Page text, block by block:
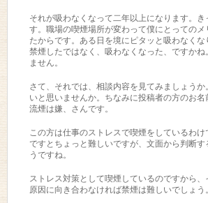
それが吸わなくなって二年以上になります。
す。職場の喫煙場所が変わって僕にとっての
たからです。ある日を境にピタッと吸わなく
禁煙したではなく、吸わなくなった、ですかね
ません。
さて、それでは、相談内容を見てみましょう
いと思いませんか。ちなみに投稿者の方のお名
流煙は嫌、さんです。
この方は仕事のストレスで喫煙をしているわ
ですとちょっと難しいですが、文面から判断
うですね。
ストレス対策として喫煙しているのですから
原因に向き合わなければ禁煙は難しいでしょう